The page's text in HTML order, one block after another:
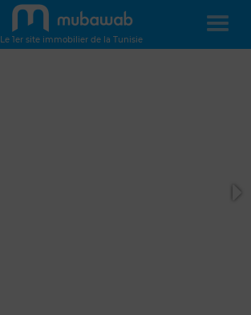
Le 1er site immobilier de la Tunisie